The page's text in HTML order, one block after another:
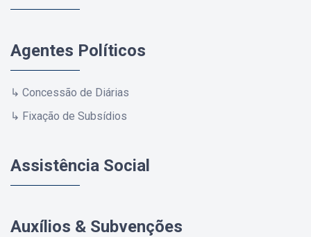
Agentes Políticos
↳ Concessão de Diárias
↳ Fixação de Subsídios
Assistência Social
Auxílios & Subvenções